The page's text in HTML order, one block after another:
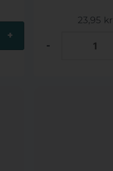
+
23,95 kr
-